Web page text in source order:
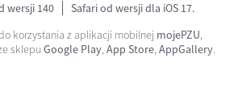
wersji 140
Safari od wersji dla iOS 17.
korzystania z aplikacji mobilnej mojePZU,
sklepu Google Play,App Store,AppGallery.